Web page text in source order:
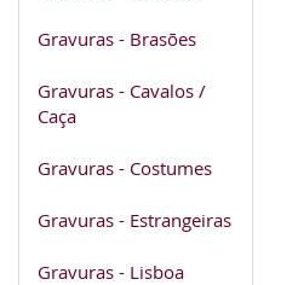
Gravuras - Brasões
Gravuras - Cavalos /
Caça
Gravuras - Costumes
Gravuras - Estrangeiras
Gravuras - Lisboa